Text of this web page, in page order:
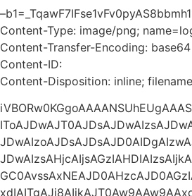
Content-Type: image/png;
Content-Transfer-Encoding: base64
Content-ID:
Content-Disposition: inline;